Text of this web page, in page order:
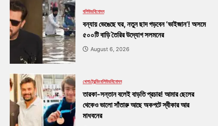
বলিউডবিনোদন
বন্যায় ভেঙেছে ঘর, নতুন ছাদ গড়বেন ‘ভাইজান’! অসমে
৫০০টি বাড়ি তৈরির উদ্যোগ সলমনের
August 6, 2026
খেলাট্রেন্ডিংবলিউডবিনোদন
তারকা-সন্তান বলেই বাড়তি প্রচার! আমার ছেলের
থেকেও ভালো সাঁতারু আছে অকপটে স্বীকার আর
মাধবনের